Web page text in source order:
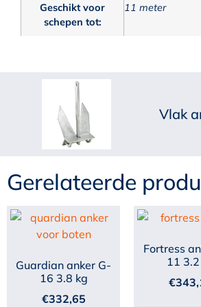
Geschikt voor
schepen tot:
11 meter
Vlak
Gerelateerde
Guardian anker G-
16 3.8 kg
€332,65
Fortress
11
€